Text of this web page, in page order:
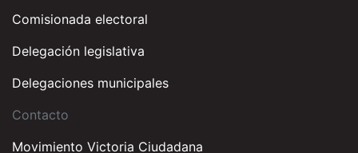
Comisionada electoral
Delegación legislativa
Delegaciones municipales
Contacto
Movimiento Victoria Ciudadana